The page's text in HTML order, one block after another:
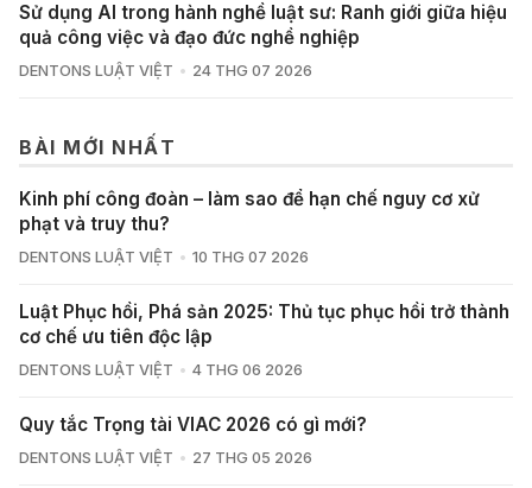
Sử dụng AI trong hành nghề luật sư: Ranh giới giữa hiệu
quả công việc và đạo đức nghề nghiệp
DENTONS LUẬT VIỆT 24 THG 07 2026
BÀI MỚI NHẤT
Kinh phí công đoàn – làm sao để hạn chế nguy cơ xử
phạt và truy thu?
DENTONS LUẬT VIỆT 10 THG 07 2026
Luật Phục hồi, Phá sản 2025: Thủ tục phục hồi trở thành
cơ chế ưu tiên độc lập
DENTONS LUẬT VIỆT 4 THG 06 2026
Quy tắc Trọng tài VIAC 2026 có gì mới?
DENTONS LUẬT VIỆT 27 THG 05 2026